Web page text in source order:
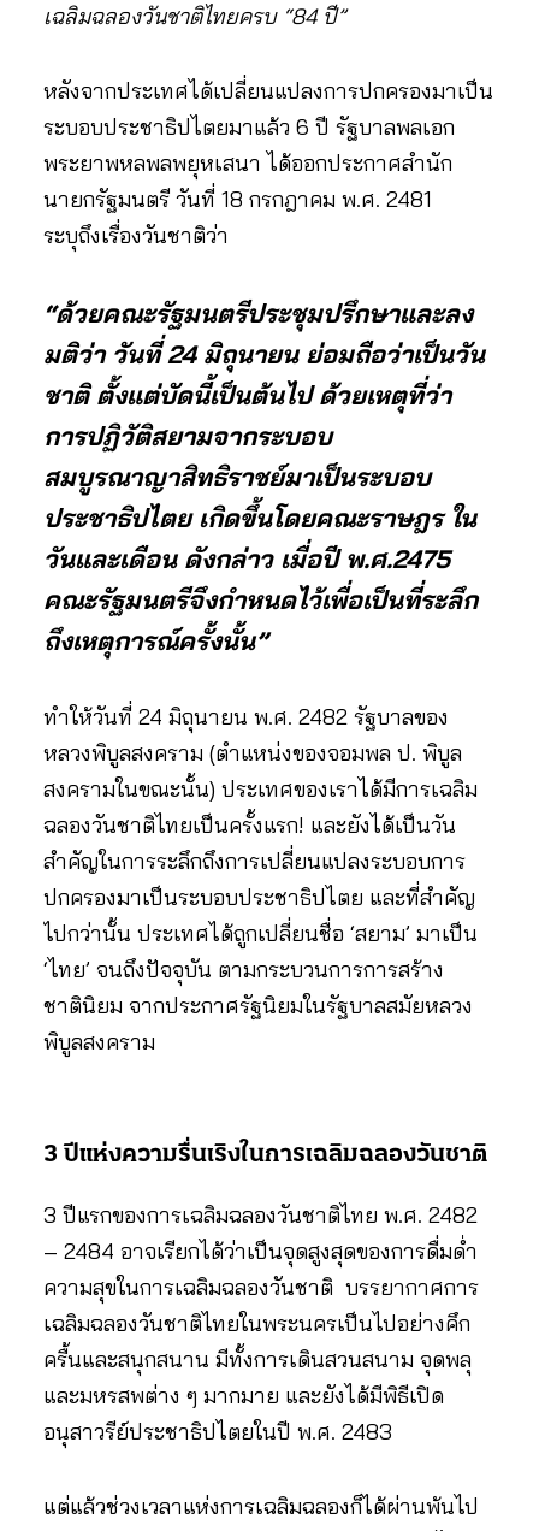
เฉลิมฉลองวันชาติไทยครบ “84 ปี”
หลังจากประเทศได้เปลี่ยนแปลงการปกครองมาเป็น
ระบอบประชาธิปไตยมาแล้ว 6 ปี รัฐบาลพลเอก
พระยาพหลพลพยุหเสนา ได้ออกประกาศสำนัก
นายกรัฐมนตรี วันที่ 18 กรกฎาคม พ.ศ.​ 2481
ระบุถึงเรื่องวันชาติว่า
“ด้วยคณะรัฐมนตรีประชุมปรึกษาและลง
มติว่า วันที่ 24 มิถุนายน ย่อมถือว่าเป็นวัน
ชาติ ตั้งแต่บัดนี้เป็นต้นไป ด้วยเหตุที่ว่า
การปฏิวัติสยามจากระบอบ
สมบูรณาญาสิทธิราชย์มาเป็นระบอบ
ประชาธิปไตย เกิดขึ้นโดยคณะราษฎร ใน
วันและเดือน ดังกล่าว เมื่อปี พ.ศ.2475
คณะรัฐมนตรีจึงกำหนดไว้เพื่อเป็นที่ระลึก
ถึงเหตุการณ์ครั้งนั้น”
ทำให้วันที่ 24 มิถุนายน พ.ศ. 2482 รัฐบาลของ
หลวงพิบูลสงคราม (ตำแหน่งของจอมพล ป. พิบูล
สงครามในขณะนั้น) ประเทศของเราได้มีการเฉลิม
ฉลองวันชาติไทยเป็นครั้งแรก! และยังได้เป็นวัน
สำคัญในการระลึกถึงการเปลี่ยนแปลงระบอบการ
ปกครองมาเป็นระบอบประชาธิปไตย และที่สำคัญ
ไปกว่านั้น ประเทศได้ถูกเปลี่ยนชื่อ ‘สยาม’ มาเป็น
‘ไทย’ จนถึงปัจจุบัน ตามกระบวนการการสร้าง
ชาตินิยม จากประกาศรัฐนิยมในรัฐบาลสมัยหลวง
พิบูลสงคราม
3 ปีแห่งความรื่นเริงในการเฉลิมฉลองวันชาติ
3 ปีแรกของการเฉลิมฉลองวันชาติไทย พ.ศ. 2482
– 2484 อาจเรียกได้ว่าเป็นจุดสูงสุดของการดื่มด่ำ
ความสุขในการเฉลิมฉลองวันชาติ บรรยากาศการ
เฉลิมฉลองวันชาติไทยในพระนครเป็นไปอย่างคึก
ครื้นและสนุกสนาน มีทั้งการเดินสวนสนาม จุดพลุ
และมหรสพต่าง ๆ มากมาย และยังได้มีพิธีเปิด
อนุสาวรีย์ประชาธิปไตยในปี พ.ศ. 2483
แต่แล้วช่วงเวลาแห่งการเฉลิมฉลองก็ได้ผ่านพ้นไป